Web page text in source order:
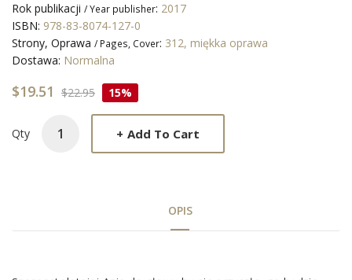
Rok publikacji / Year publisher: 2017
ISBN: 978-83-8074-127-0
Strony, Oprawa / Pages, Cover: 312, miękka oprawa
Dostawa: Normalna
$19.51 $22.95 15%
Qty + Add To Cart
OPIS